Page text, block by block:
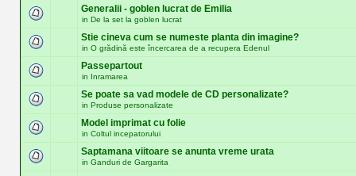
Generalii - goblen lucrat de Emilia
in De la set la goblen lucrat
Stie cineva cum se numeste planta din imagine?
in O grădină este încercarea de a recupera Edenul
Passepartout
in Inramarea
Se poate sa vad modele de CD personalizate?
in Produse personalizate
Model imprimat cu folie
in Coltul incepatorului
Saptamana viitoare se anunta vreme urata
in Ganduri de Gargarita